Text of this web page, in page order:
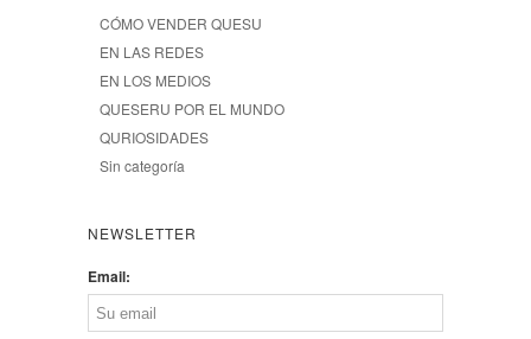
CÓMO VENDER QUESU
EN LAS REDES
EN LOS MEDIOS
QUESERU POR EL MUNDO
QURIOSIDADES
Sin categoría
NEWSLETTER
Email: